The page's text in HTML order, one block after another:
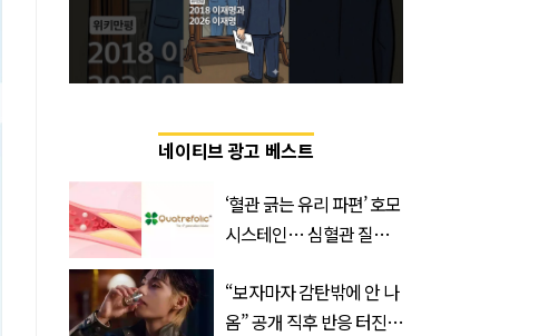
네이티브 광고 베스트
‘혈관 긁는 유리 파편’ 호모
시스테인… 심혈관 질환
“보자마자 감탄밖에 안 나
옴” 공개 직후 반응 터진